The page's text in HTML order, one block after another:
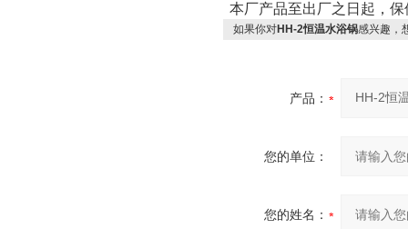
本厂产品至出厂之日起，
如果你对HH-2恒温水浴锅感兴趣，
产品：
您的单位：
您的姓名：